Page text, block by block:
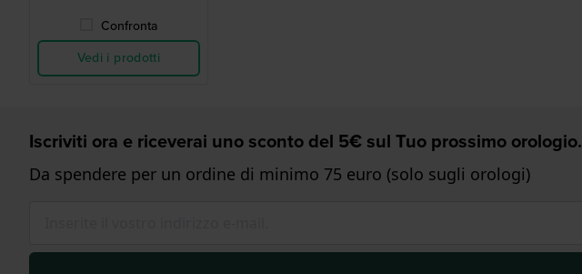
Confronta
Vedi i prodotti
Iscriviti ora e riceverai uno sconto del 5€ sul Tuo prossimo orologio.
Da spendere per un ordine di minimo 75 euro (solo sugli orologi)